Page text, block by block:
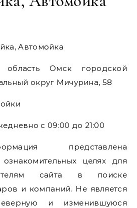
Автомойка
Омск городской
округ Мичурина, 58
с 09:00 до 21:00
представлена
целях для
сайта в поиске
и компаний. Не является
и изменившуюся